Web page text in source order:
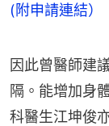
(附申請連結）
因此曾醫師建
隔。能增加身
科醫生江坤俊